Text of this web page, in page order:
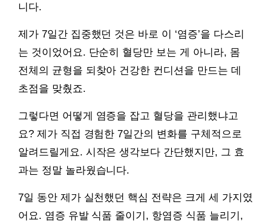
니다.
제가 7일간 집중했던 것은 바로 이 ‘염증’을 다스리
는 것이었어요. 단순히 혈당만 보는 게 아니라, 몸
전체의 균형을 되찾아 건강한 컨디션을 만드는 데
초점을 맞췄죠.
그렇다면 어떻게 염증을 잡고 혈당을 관리했냐고
요? 제가 직접 경험한 7일간의 변화를 구체적으로
알려드릴게요. 시작은 생각보다 간단했지만, 그 효
과는 정말 놀라웠습니다.
7일 동안 제가 실천했던 핵심 전략은 크게 세 가지였
어요. 염증 유발 식품 줄이기, 항염증 식품 늘리기,